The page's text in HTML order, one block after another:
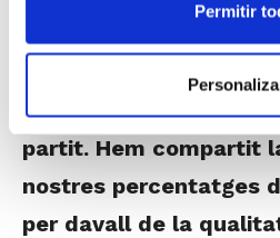
Permitir
i la Copa és una
Ens han pesat errors
han castigat molt bé,
partit. Hem compartit
nostres percentatges
per davall de la